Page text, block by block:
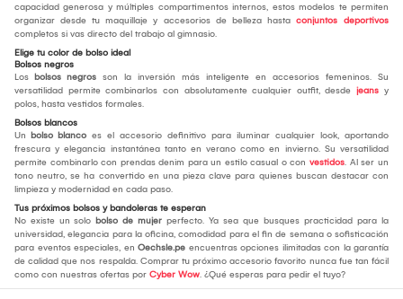
capacidad generosa y múltiples compartimentos internos, estos modelos te permiten
organizar desde tu maquillaje y accesorios de belleza hasta conjuntos deportivos
completos si vas directo del trabajo al gimnasio.
Elige tu color de bolso ideal
Bolsos negros
Los bolsos negros son la inversión más inteligente en accesorios femeninos. Su
versatilidad permite combinarlos con absolutamente cualquier outfit, desde jeans y
polos, hasta vestidos formales.
Bolsos blancos
Un bolso blanco es el accesorio definitivo para iluminar cualquier look, aportando
frescura y elegancia instantánea tanto en verano como en invierno. Su versatilidad
permite combinarlo con prendas denim para un estilo casual o con vestidos. Al ser un
tono neutro, se ha convertido en una pieza clave para quienes buscan destacar con
limpieza y modernidad en cada paso.
Tus próximos bolsos y bandoleras te esperan
No existe un solo bolso de mujer perfecto. Ya sea que busques practicidad para la
universidad, elegancia para la oficina, comodidad para el fin de semana o sofisticación
para eventos especiales, en Oechsle.pe encuentras opciones ilimitadas con la garantía
de calidad que nos respalda. Comprar tu próximo accesorio favorito nunca fue tan fácil
como con nuestras ofertas por Cyber Wow. ¿Qué esperas para pedir el tuyo?